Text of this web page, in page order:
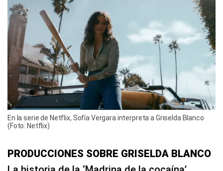
En la serie de Netflix, Sofía Vergara interpreta a Griselda Blanco
(Foto: Netflix)
PRODUCCIONES SOBRE GRISELDA BLANCO